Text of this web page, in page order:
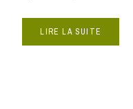
LIRE LA SUITE